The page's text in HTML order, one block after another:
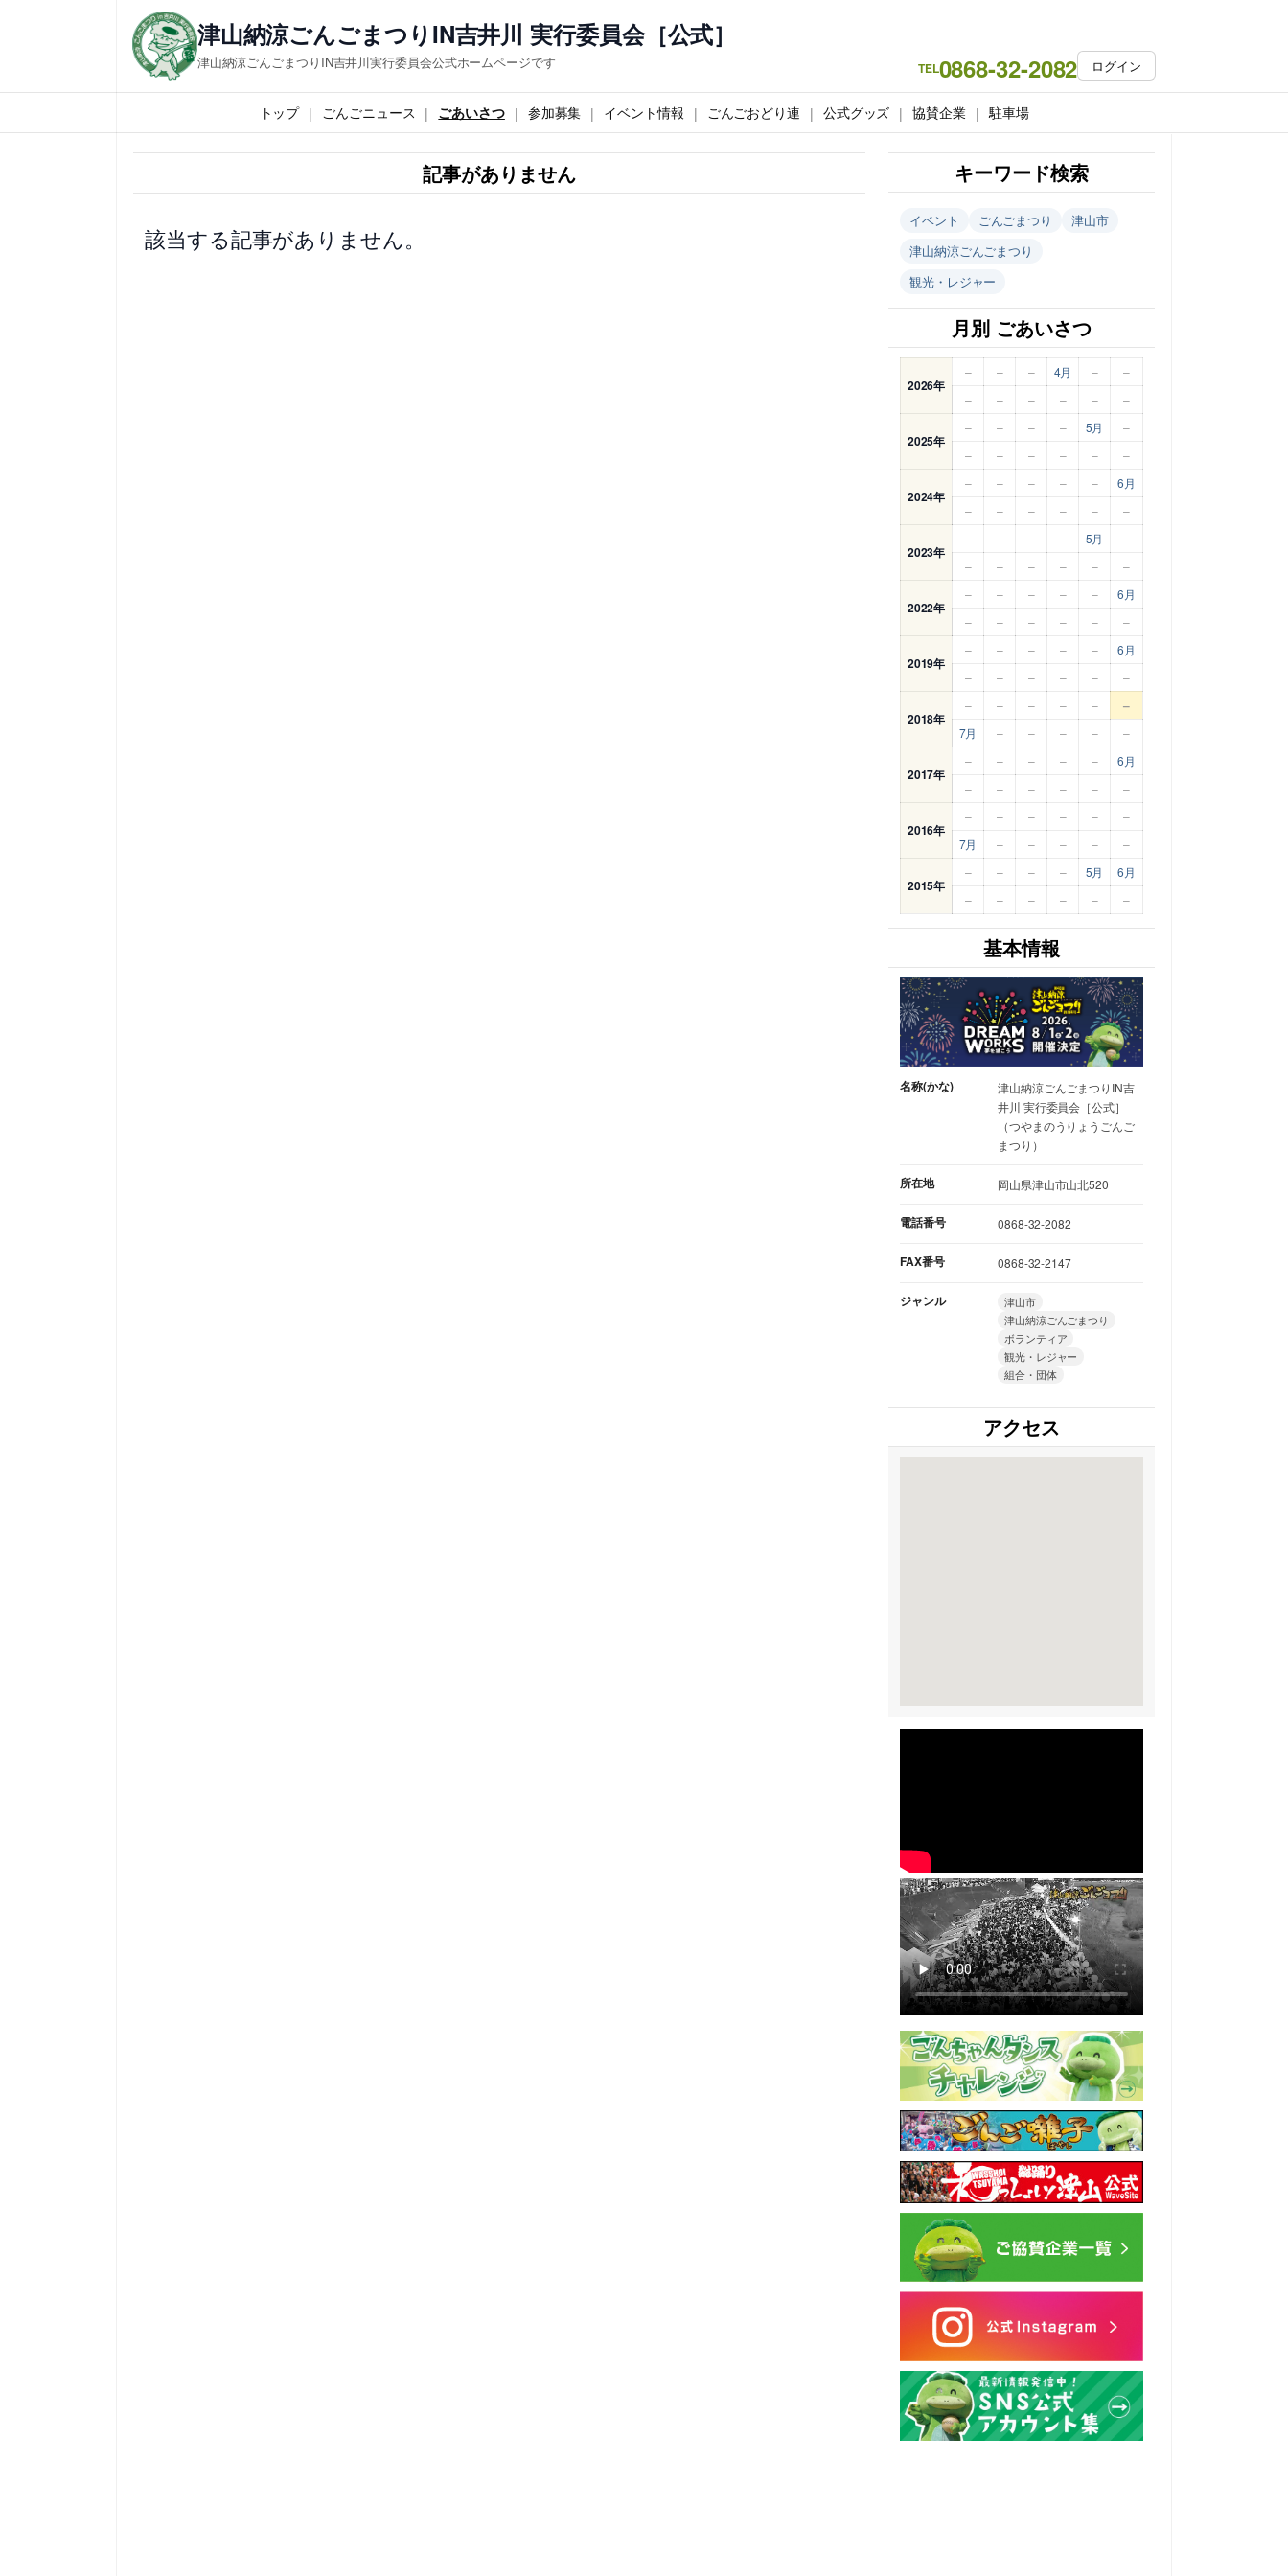
ス
キ
津山納涼ごんごまつりIN吉井川 実行委員会［公式］
津山納涼ごんごまつりIN吉井川実行委員会公式ホームページです TEL0868-32-2082 ログイン
トップ ごんごニュース ごあいさつ 参加募集 イベント情報 ごんごおどり連 公式グッズ 協賛企業 駐車場
記事がありません
該当する記事がありません。
キーワード検索
イベント ごんごまつり
津山市
津山納涼ごんごまつり
観光・レジャー
月別 ごあいさつ
2026年
– – – 4月 –
–
–
– – – – –
2025年
– – – – 5月
–
–
– – – – –
2024年
– – – – –
6月
–
– – – – –
2023年
– – – – 5月
–
–
– – – – –
2022年
– – – – –
6月
–
– – – – –
2019年
– – – – –
6月
–
– – – – –
2018年
– – – – – –
7月 – – – – –
2017年
– – – – –
6月
–
– – – – –
2016年
– – – – –
–
7月
– – – – –
2015年
– – – – 5月
6月
–
– – – – –
基本情報
名称(かな)
津山納涼ごんごまつりIN吉
井川 実行委員会［公式］
（つやまのうりょうごんご
まつり）
所在地 岡山県津山市山北520
電話番号 0868-32-2082
FAX番号 0868-32-2147
ジャンル
津山市
津山納涼ごんごまつり
ボランティア
観光・レジャー
組合・団体
アクセス